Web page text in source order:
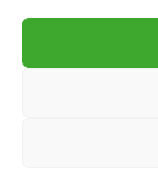
orientado a la
Política